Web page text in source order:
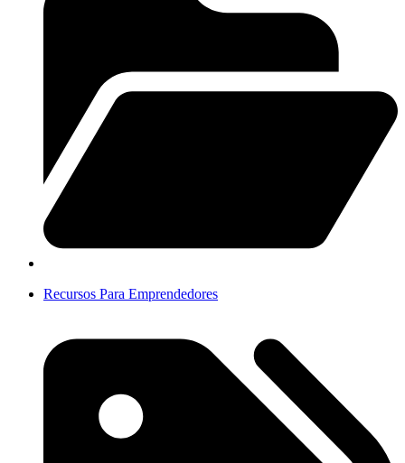
Recursos Para Emprendedores